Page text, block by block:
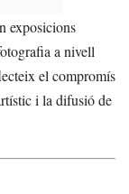
exposicions
a nivell
el compromís
i la difusió de